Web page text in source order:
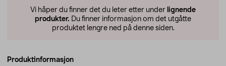
Vi håper du finner det du leter etter under lignende
produkter. Du finner informasjon om det utgåtte
produktet lengre ned på denne siden.
Produktinformasjon